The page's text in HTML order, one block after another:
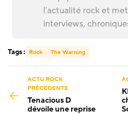
l’actualité rock et
interviews,
Tags : Rock The Warning
ACTU ROCK
PRÉCÉDENTE
Tenacious D
dévoile une reprise